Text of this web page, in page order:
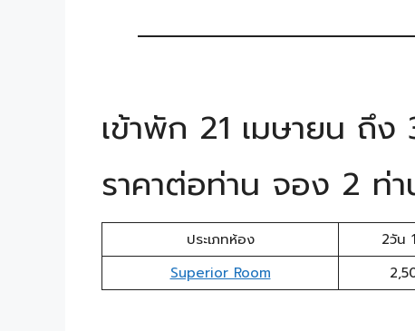
เข้าพัก 21 เมษายน ถึ
ราคาต่อท่าน จอง 2 ท่
ประเภทห้อง 2วัน
Superior Room